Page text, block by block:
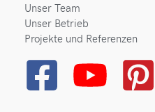
Unser Team
Unser Betrieb
Projekte und Referenzen